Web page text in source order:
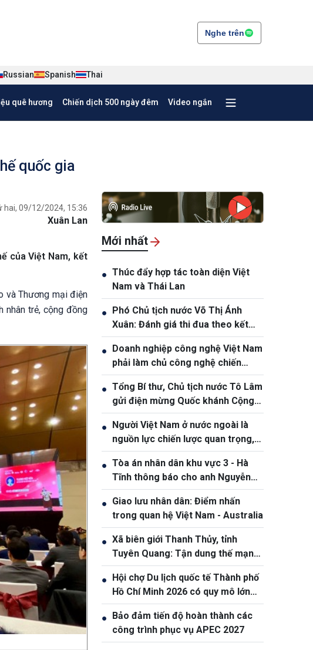
Nghe trên
Russian Spanish Thai
quê hương Chiến dịch 500 ngày đêm Video ngắn
quốc gia
hai, 09/12/2024, 15:36
Xuân Lan
của Việt Nam, kết
và Thương mại điện
nhân trẻ, cộng đồng
Mới nhất
● Thúc đẩy hợp tác toàn diện Việt
Nam và Thái Lan
● Phó Chủ tịch nước Võ Thị Ánh
Xuân: Đánh giá thi đua theo kết
quả, sản phẩm và hiệu quả thực tế
● Doanh nghiệp công nghệ Việt Nam
phải làm chủ công nghệ chiến
lược, vươn ra thị trường quốc tế
● Tổng Bí thư, Chủ tịch nước Tô Lâm
gửi điện mừng Quốc khánh Cộng
hòa Bờ Biển Ngà
● Người Việt Nam ở nước ngoài là
nguồn lực chiến lược quan trọng,
góp phần nâng cao sức mạnh tổng
hợp quốc gia
● Tòa án nhân dân khu vực 3 - Hà
Tĩnh thông báo cho anh Nguyễn
Văn Đông
● Giao lưu nhân dân: Điểm nhấn
trong quan hệ Việt Nam - Australia
● Xã biên giới Thanh Thủy, tỉnh
Tuyên Quang: Tận dung thế mạnh
tự nhiên để nâng cao đời sống
nhân dân
● Hội chợ Du lịch quốc tế Thành phố
Hồ Chí Minh 2026 có quy mô lớn
nhất từ trước đến nay
● Bảo đảm tiến độ hoàn thành các
công trình phục vụ APEC 2027